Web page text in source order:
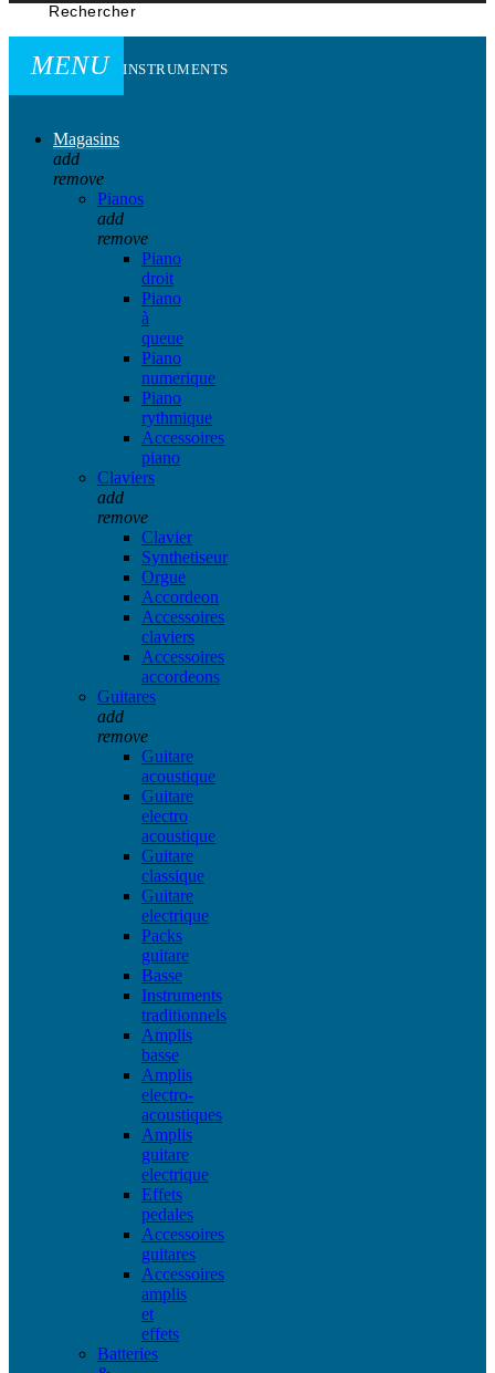
Rechercher
MENU INSTRUMENTS
Magasins
add
remove
Pianos
add
remove
Piano
droit
Piano
à
queue
Piano
numerique
Piano
rythmique
Accessoires
piano
Claviers
add
remove
Clavier
Synthetiseur
Orgue
Accordeon
Accessoires
claviers
Accessoires
accordeons
Guitares
add
remove
Guitare
acoustique
Guitare
electro
acoustique
Guitare
classique
Guitare
electrique
Packs
guitare
Basse
Instruments
traditionnels
Amplis
basse
Amplis
electro-
acoustiques
Amplis
guitare
electrique
Effets
pedales
Accessoires
guitares
Accessoires
amplis
et
effets
Batteries